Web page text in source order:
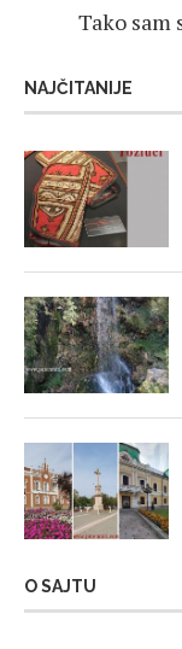
Tako
NAJČITANIJE
O SAJTU